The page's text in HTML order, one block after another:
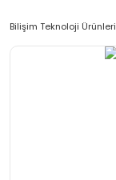
Bilişim Teknoloji Ürünleri